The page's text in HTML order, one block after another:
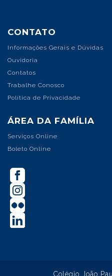
CONTATO
Informações Gerais e Dúvidas
Ouvidoria
Contatos
Trabalhe Conosco
Política de Privacidade
ÁREA DA FAMÍLIA
Serviços Online
Boleto Online
Colégio João